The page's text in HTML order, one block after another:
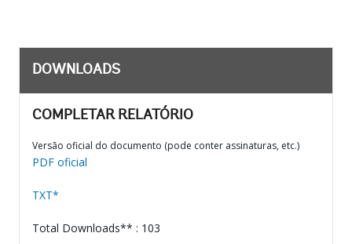
DOWNLOADS
COMPLETAR RELATÓRIO
Versão oficial do documento (pode conter assinaturas, etc.)
PDF oficial
TXT*
Total Downloads** : 103